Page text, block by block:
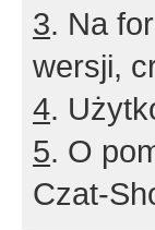
3. Na
wersji,
4.
5. O
Czat-